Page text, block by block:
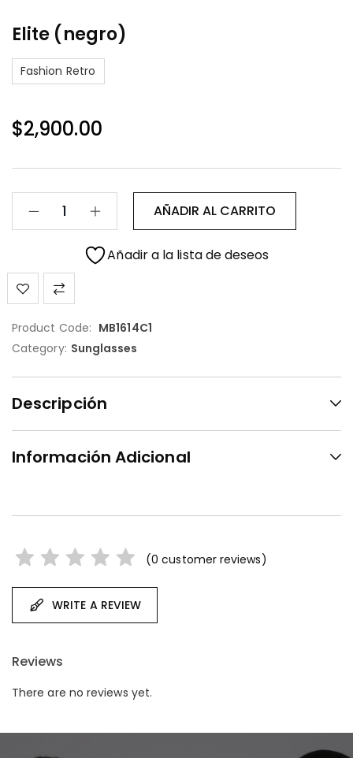
Elite (negro)
Fashion Retro
$2,900.00
AÑADIR AL CARRITO
Añadir a la lista de deseos
Product Code: MB1614C1
Category: Sunglasses
Descripción
Información Adicional
(0 customer reviews)
WRITE A REVIEW
Reviews
There are no reviews yet.